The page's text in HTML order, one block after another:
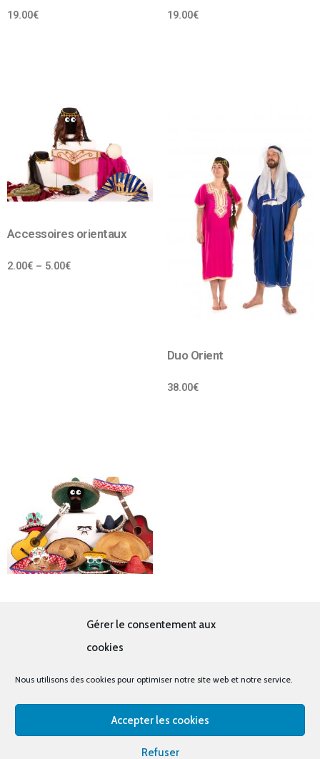
Gérer le consentement aux
cookies
Nous utilisons des cookies pour optimiser notre site web et notre service.
Accepter les cookies
Refuser
19.00€ 19.00€
Accessoires orientaux
2.00€ – 5.00€
Duo Orient
38.00€
© tous droits réservés - La cabine à costumes x Bout